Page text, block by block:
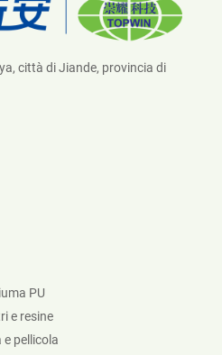
città di Jiande, provincia di
PU
e resine
pellicola